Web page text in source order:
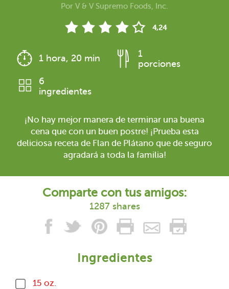
Por V & V Supremo Foods, Inc.
4,24
1 hora, 20 min
1
porciones
6
ingredientes
¡No hay mejor manera de terminar una buena
cena que con un buen postre! ¡Prueba esta
deliciosa receta de Flan de Plátano que de seguro
agradará a toda la familia!
Comparte con tus amigos:
1287 shares
Ingredientes
15 oz.